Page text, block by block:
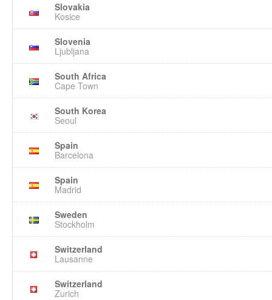
Slovakia
Kosice
Slovenia
Ljubljana
South Africa
Cape Town
South Korea
Seoul
Spain
Barcelona
Spain
Madrid
Sweden
Stockholm
Switzerland
Lausanne
Switzerland
Zurich